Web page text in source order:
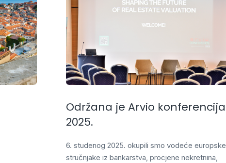
Održana je Arvio konferencija
2025.
6. studenog 2025. okupili smo vodeće europske
stručnjake iz bankarstva, procjene nekretnina,